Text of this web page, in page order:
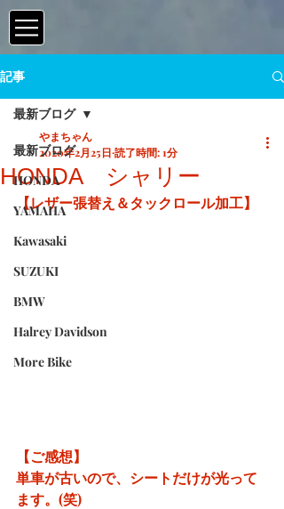
記事
最新ブログ
HONDA
YAMAHA
Kawasaki
SUZUKI
BMW
Halrey Davidson
More Bike
最新ブログ
HONDA シャリー
やまちゃん
2020年2月25日 読了時間: 1分
【レザー張替え＆タックロール加工】
【ご感想】
単車が古いので、シートだけが光って
ます。(笑)